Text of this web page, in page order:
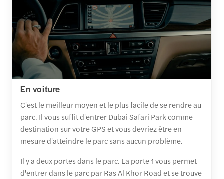
En voiture
C'est le meilleur moyen et le plus facile de se rendre au
parc. Il vous suffit d'entrer Dubai Safari Park comme
destination sur votre GPS et vous devriez être en
mesure d'atteindre le parc sans aucun problème.
Il y a deux portes dans le parc. La porte 1 vous permet
d'entrer dans le parc par Ras Al Khor Road et se trouve